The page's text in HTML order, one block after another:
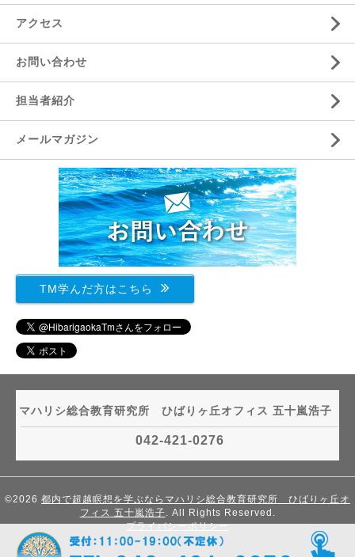
アクセス
お問い合わせ
担当者紹介
メールマガジン
TM学んだ方はこちら
マハリシ総合教育研究所 ひばりヶ丘オフィス 五十嵐浩子
042-421-0276
©2026 都内で超越瞑想を学ぶならマハリシ総合教育研究所 ひばりヶ丘オ
フィス 五十嵐浩子. All Rights Reserved.
プライバシーポリシー